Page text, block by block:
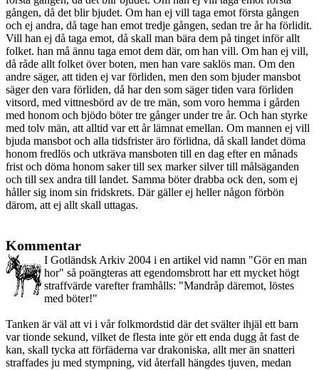
gången, då det blir bjudet. Om han ej vill taga emot första gången
och ej andra, då tage han emot tredje gången, sedan tre år ha förlidit.
Vill han ej då taga emot, då skall man bära dem på tinget inför allt
folket. han må ännu taga emot dem där, om han vill. Om han ej vill,
då råde allt folket över boten, men han vare saklös man. Om den
andre säger, att tiden ej var förliden, men den som bjuder mansbot
säger den vara förliden, då har den som säger tiden vara förliden
vitsord, med vittnesbörd av de tre män, som voro hemma i gården
med honom och bjödo böter tre gånger under tre år. Och han styrke
med tolv män, att alltid var ett år lämnat emellan. Om mannen ej vill
bjuda mansbot och alla tidsfrister äro förlidna, då skall landet döma
honom fredlös och utkräva mansboten till en dag efter en månads
frist och döma honom saker till sex marker silver till målsäganden
och till sex andra till landet. Samma böter drabba ock den, som ej
håller sig inom sin fridskrets. Där gäller ej heller någon förbön
därom, att ej allt skall uttagas.
Kommentar
I Gotländsk Arkiv 2004 i en artikel vid namn "Gör en man
hor" så poängteras att egendomsbrott har ett mycket högt
straffvärde varefter framhålls: "Mandråp däremot, löstes
med böter!"
Tanken är väl att vi i vår folkmordstid där det svälter ihjäl ett barn
var tionde sekund, vilket de flesta inte gör ett enda dugg åt fast de
kan, skall tycka att förfäderna var drakoniska, allt mer än snatteri
straffades ju med stympning, vid återfall hängdes tjuven, medan